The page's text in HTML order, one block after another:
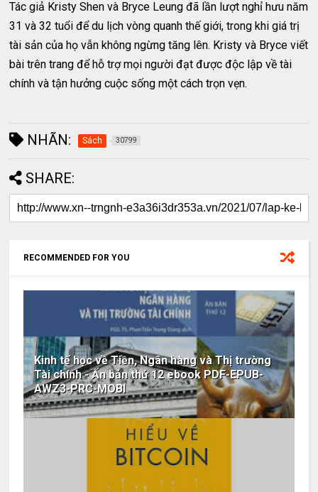
Tác giả Kristy Shen và Bryce Leung đã lần lượt nghỉ hưu năm
31 và 32 tuổi để du lịch vòng quanh thế giới, trong khi giá trị
tài sản của họ vẫn không ngừng tăng lên. Kristy và Bryce viết
bài trên trang để hỗ trợ mọi người đạt được độc lập về tài
chính và tận hưởng cuộc sống một cách trọn vẹn.
NHÃN: Sách 30799
SHARE:
RECOMMENDED FOR YOU
Kinh tế học về Tiền, Ngân hàng và Thị trường
Tài chính - Ấn bản thứ 12 ebook PDF-EPUB-
AWZ3-PRC-MOBI